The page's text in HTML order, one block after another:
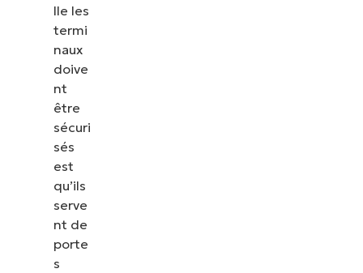
lle les
termi
naux
doive
nt
être
sécuri
sés
est
qu’ils
serve
nt de
porte
s